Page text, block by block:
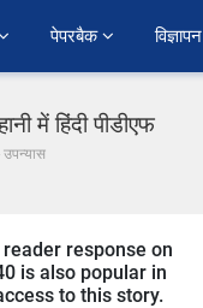
पेपरबैक विज्ञापन
में हिंदी पीडीएफ
response on
is also popular in
to this story.